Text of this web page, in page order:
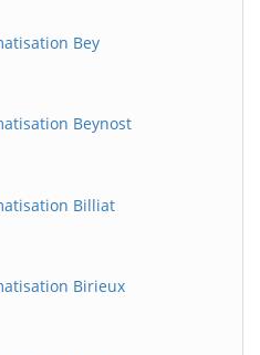
Bey
Beynost
Billiat
Birieux